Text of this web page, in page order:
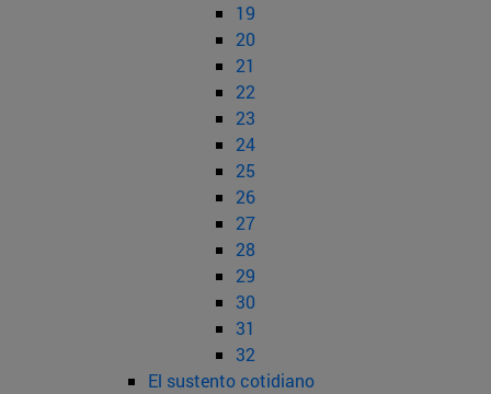
19
20
21
22
23
24
25
26
27
28
29
30
31
32
El sustento cotidiano